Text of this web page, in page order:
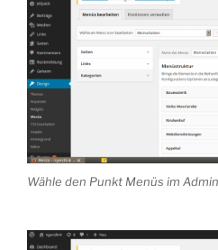
Wähle den Punkt Menüs im